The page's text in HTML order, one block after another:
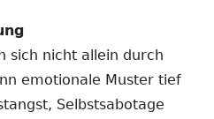
sich nicht allein durch
emotionale Muster tief
Selbstsabotage